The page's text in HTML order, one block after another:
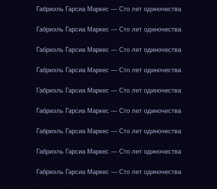
Габриэль Гарсиа Маркес — Сто лет одиночества
Габриэль Гарсиа Маркес — Сто лет одиночества
Габриэль Гарсиа Маркес — Сто лет одиночества
Габриэль Гарсиа Маркес — Сто лет одиночества
Габриэль Гарсиа Маркес — Сто лет одиночества
Габриэль Гарсиа Маркес — Сто лет одиночества
Габриэль Гарсиа Маркес — Сто лет одиночества
Габриэль Гарсиа Маркес — Сто лет одиночества
Габриэль Гарсиа Маркес — Сто лет одиночества